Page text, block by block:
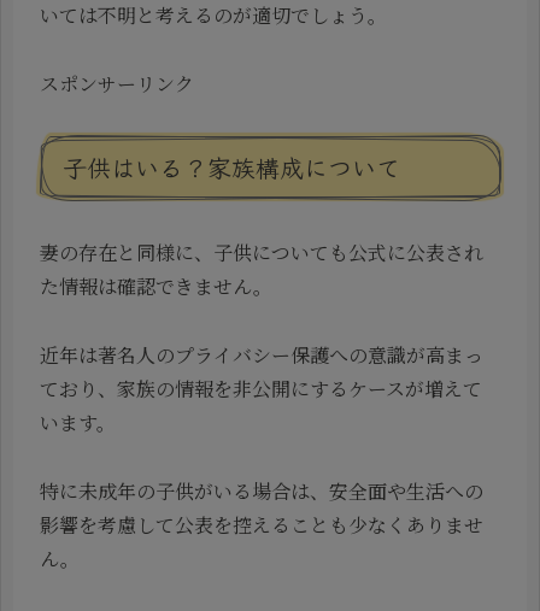
いては不明と考えるのが適切でしょう。
スポンサーリンク
子供はいる？家族構成について
妻の存在と同様に、子供についても公式に公表され
た情報は確認できません。
近年は著名人のプライバシー保護への意識が高まっ
ており、家族の情報を非公開にするケースが増えて
います。
特に未成年の子供がいる場合は、安全面や生活への
影響を考慮して公表を控えることも少なくありませ
ん。